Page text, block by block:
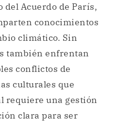
del Acuerdo de París,
conocimientos
climático. Sin
también enfrentan
conflictos de
culturales que
requiere una gestión
clara para ser